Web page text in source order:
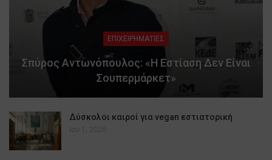
ΕΠΙΧΕΙΡΗΜΑΤΙΕΣ
Σπύρος Αντωνόπουλος: «Η Εστίαση Δεν Είναι
Σουπερμάρκετ»
Δύσκολοι καιροί για vegan εστιατορική
Ιαν 1, 2026